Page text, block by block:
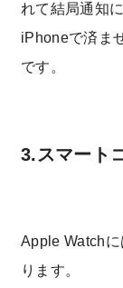
れて結局通知
iPhoneで済ま
です。
3.スマート
Apple Watch
ります。